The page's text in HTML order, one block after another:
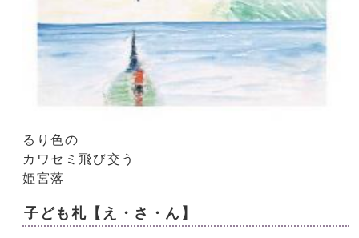
るり色の
カワセミ飛び交う
姫宮落
子ども札【え・さ・ん】